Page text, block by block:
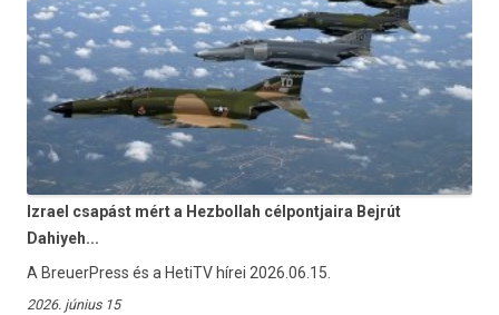
Izrael csapást mért a Hezbollah célpontjaira Bejrút
Dahiyeh...
A BreuerPress és a HetiTV hírei 2026.06.15.
2026. június 15